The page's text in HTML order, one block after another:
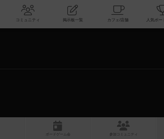
ボードゲーム会 コミュニティ 掲示板一覧 カフ
ボ ドゲ ーム コミュニティ